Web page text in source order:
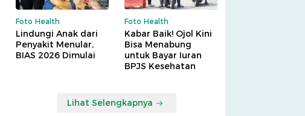
Foto Health
Lindungi Anak dari
Penyakit Menular,
BIAS 2026 Dimulai
Foto Health
Kabar Baik! Ojol Kini
Bisa Menabung
untuk Bayar Iuran
BPJS Kesehatan
Lihat Selengkapnya